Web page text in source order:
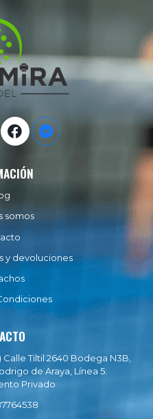
somos
y devoluciones
Tiltil 2640 Bodega N3B,
de Araya, Línea 5.
Privado